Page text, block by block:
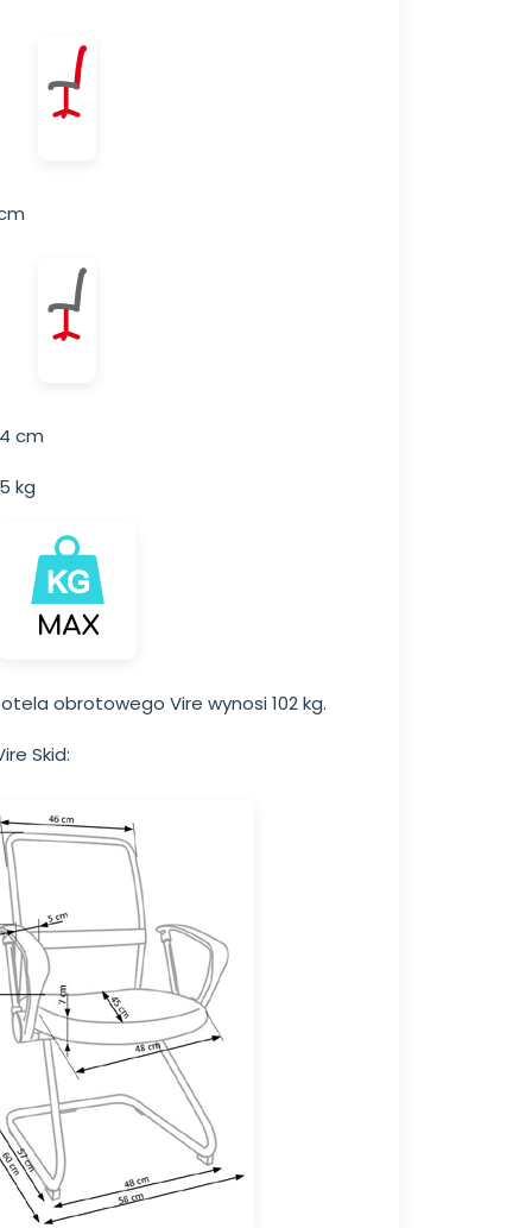
cm
kg
obrotowego Vire wynosi 102 kg.
Skid: